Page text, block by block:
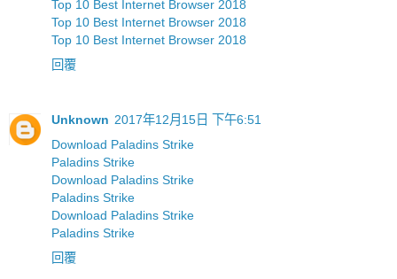
Top 10 Best Internet Browser 2018
Top 10 Best Internet Browser 2018
Top 10 Best Internet Browser 2018
回覆
Unknown 2017年12月15日 下午6:51
Download Paladins Strike
Paladins Strike
Download Paladins Strike
Paladins Strike
Download Paladins Strike
Paladins Strike
回覆